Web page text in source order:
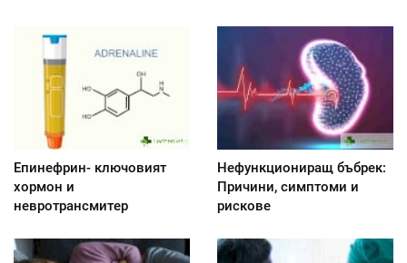
Епинефрин- ключовият
хормон и
невротрансмитер
Нефункциониращ бъбрек:
Причини, симптоми и
рискове